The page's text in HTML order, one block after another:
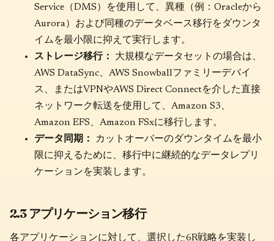
Service（DMS）を使用して、異種（例：Oracleから
Aurora）および同種のデータベース移行をダウンタ
イムを最小限に抑えて実行します。
ストレージ移行：
大規模なデータセットの場合は、
AWS DataSync、AWS Snowballファミリーデバイ
ス、またはVPNやAWS Direct Connectを介した直接
ネットワーク転送を使用して、Amazon S3、
Amazon EFS、Amazon FSxに移行します。
データ同期：
カットオーバーのダウンタイムを最小
限に抑えるために、移行中に継続的なデータレプリ
ケーションを実装します。
2.3 アプリケーション移行
各アプリケーションに対して、選択した6R戦略を実装し